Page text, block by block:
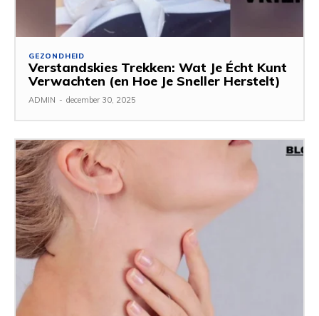
GEZONDHEID
Verstandskies Trekken: Wat Je Écht Kunt
Verwachten (en Hoe Je Sneller Herstelt)
ADMIN - december 30, 2025